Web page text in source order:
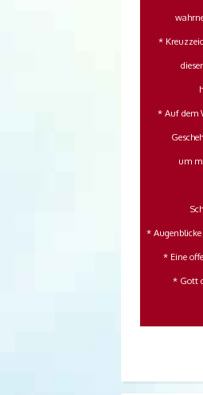
*
* Auf dem
um
*
* Eine
* Gott